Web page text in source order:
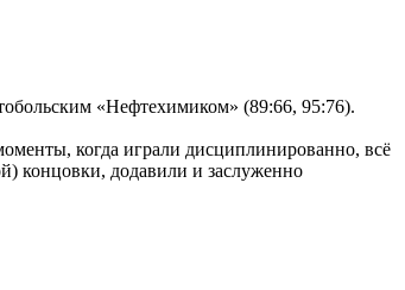
«Нефтехимиком» (89:66, 95:76).
когда играли дисциплинированно, всё
концовки, додавили и заслуженно